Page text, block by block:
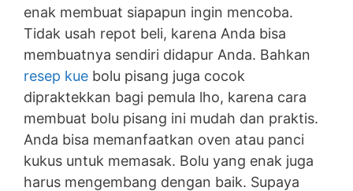
enak membuat siapapun ingin mencoba.
Tidak usah repot beli, karena Anda bisa
membuatnya sendiri didapur Anda. Bahkan
resep kue bolu pisang juga cocok
dipraktekkan bagi pemula lho, karena cara
membuat bolu pisang ini mudah dan praktis.
Anda bisa memanfaatkan oven atau panci
kukus untuk memasak. Bolu yang enak juga
harus mengembang dengan baik. Supaya